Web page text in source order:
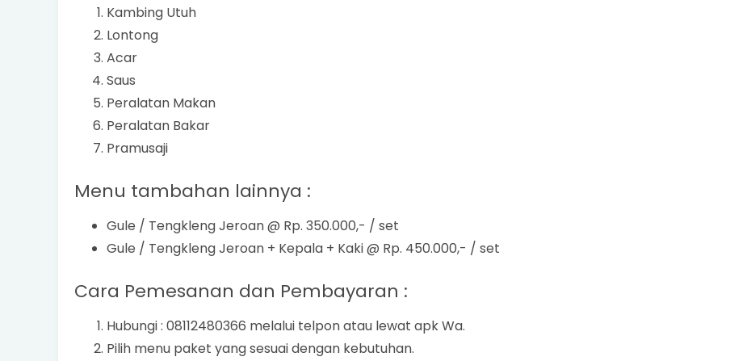
Kambing Utuh
Lontong
Acar
Saus
Peralatan Makan
Peralatan Bakar
Pramusaji
Menu tambahan lainnya :
Gule / Tengkleng Jeroan @ Rp. 350.000,- / set
Gule / Tengkleng Jeroan + Kepala + Kaki @ Rp. 450.000,- / set
Cara Pemesanan dan Pembayaran :
Hubungi : 08112480366 melalui telpon atau lewat apk Wa.
Pilih menu paket yang sesuai dengan kebutuhan.